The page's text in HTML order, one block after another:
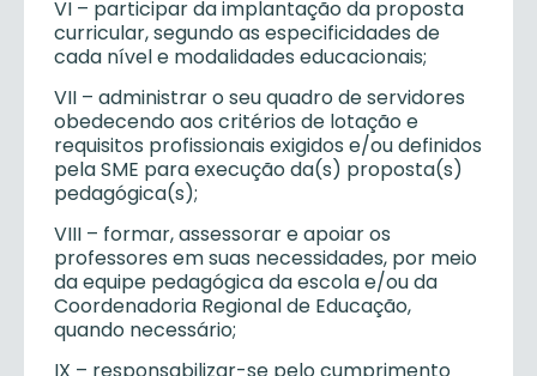
VI – participar da implantação da proposta
curricular, segundo as especificidades de
cada nível e modalidades educacionais;
VII – administrar o seu quadro de servidores
obedecendo aos critérios de lotação e
requisitos profissionais exigidos e/ou definidos
pela SME para execução da(s) proposta(s)
pedagógica(s);
VIII – formar, assessorar e apoiar os
professores em suas necessidades, por meio
da equipe pedagógica da escola e/ou da
Coordenadoria Regional de Educação,
quando necessário;